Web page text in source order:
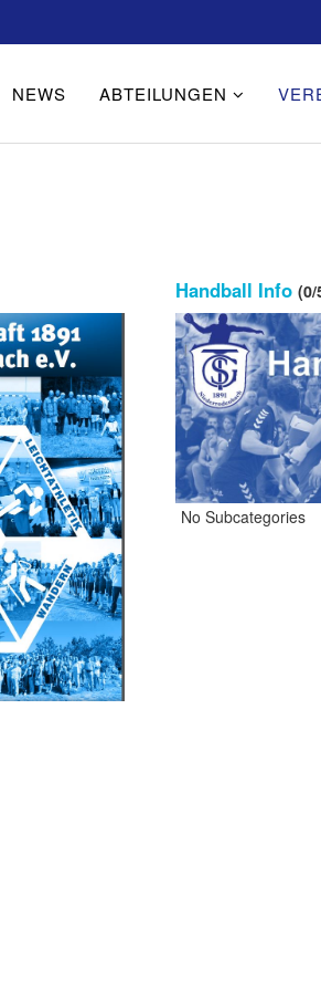
NEWS ABTEILUNGEN
Handball Info (0/
No Subcategories